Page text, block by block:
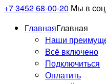
+7 3452 68-00-20 Мы в
ГлавнаяГлавная
Наши
Всё включено
Подключиться
Оплатить